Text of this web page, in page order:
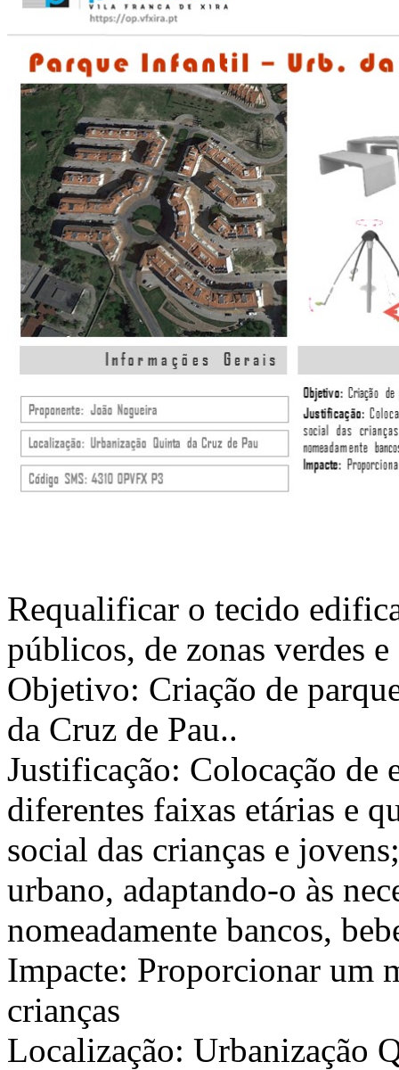
Requalificar o tecido
públicos, de zonas verdes e
Objetivo: Criação de
da Cruz de Pau..
Justificação: Colocação de
diferentes faixas etárias e
social das crianças e
urbano, adaptando-o às
nomeadamente bancos,
Impacte: Proporcionar um
crianças
Localização: Urbanização